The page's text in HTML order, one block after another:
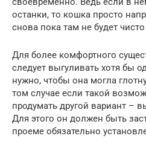
останки, то кошка просто
снова пока там не будет
Для более комфортного
следует выгуливать хотя бы
нужно, чтобы она могла
том случае если такой
продумать другой вариант –
Для этого он должен быть
проеме обязательно